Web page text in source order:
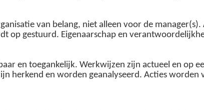
van belang, niet alleen voor de
op gestuurd. Eigenaarschap en
en toegankelijk. Werkwijzen zijn actueel en op
herkend en worden geanalyseerd. Acties worden